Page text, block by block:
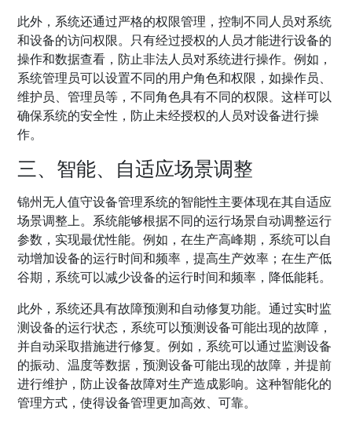
此外，系统还通过严格的权限管理，控制不同人员对系统
和设备的访问权限。只有经过授权的人员才能进行设备的
操作和数据查看，防止非法人员对系统进行操作。例如，
系统管理员可以设置不同的用户角色和权限，如操作员、
维护员、管理员等，不同角色具有不同的权限。这样可以
确保系统的安全性，防止未经授权的人员对设备进行操
作。
三、智能、自适应场景调整
锦州无人值守设备管理系统的智能性主要体现在其自适应
场景调整上。系统能够根据不同的运行场景自动调整运行
参数，实现最优性能。例如，在生产高峰期，系统可以自
动增加设备的运行时间和频率，提高生产效率；在生产低
谷期，系统可以减少设备的运行时间和频率，降低能耗。
此外，系统还具有故障预测和自动修复功能。通过实时监
测设备的运行状态，系统可以预测设备可能出现的故障，
并自动采取措施进行修复。例如，系统可以通过监测设备
的振动、温度等数据，预测设备可能出现的故障，并提前
进行维护，防止设备故障对生产造成影响。这种智能化的
管理方式，使得设备管理更加高效、可靠。